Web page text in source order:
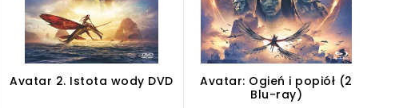
Avatar 2. Istota wody DVD
Avatar: Ogień i popiół (2
Blu-ray)